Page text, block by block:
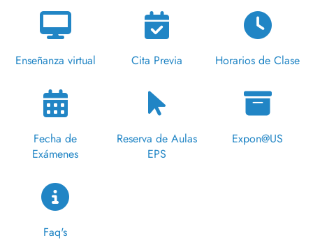
Enseñanza virtual Cita Previa Horarios de Clase
Fecha de
Exámenes
Reserva de Aulas
EPS
Expon@US
Faq's